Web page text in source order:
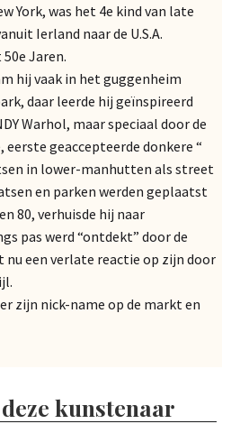
York, was het 4e kind van late
Ierland naar de U.S.A.
Jaren.
hij vaak in het guggenheim
daar leerde hij geïnspireerd
Warhol, maar speciaal door de
eerste geaccepteerde donkere “
in lower-manhutten als street
en parken werden geplaatst
80, verhuisde hij naar
pas werd “ontdekt” door de
een verlate reactie op zijn door
zijn nick-name op de markt en
kunstenaar